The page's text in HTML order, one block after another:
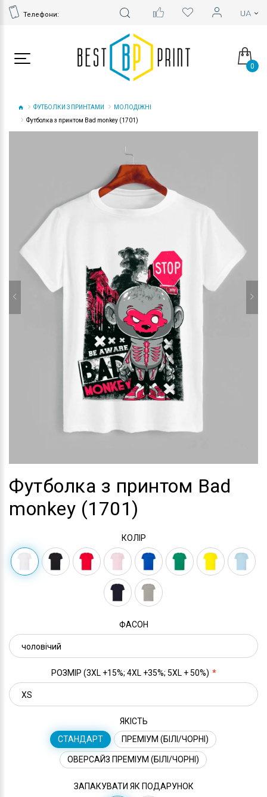
Телефони:
0
ФУТБОЛКИ З ПРИНТАМИ
МОЛОДІЖНІ
Футболка з принтом Bad monkey (1701)
Футболка з принтом Bad
monkey (1701)
КОЛІР
ФАСОН
РОЗМІР (3XL +15%; 4XL +35%; 5XL + 50%)
ЯКІСТЬ
СТАНДАРТ
ПРЕМІУМ (БІЛІ/ЧОРНІ)
ОВЕРСАЙЗ ПРЕМІУМ (БІЛІ/ЧОРНІ)
ЗАПАКУВАТИ ЯК ПОДАРУНОК